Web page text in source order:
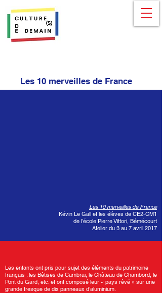
Les 10 merveilles de France
Les 10 merveilles de France
Kévin Le Gall et les élèves de CE2-CM1
de l’école Pierre Vittori, Bémécourt
Atelier du 3 au 7 avril 2017
Les enfants ont pris pour sujet des éléments du patrimoine
français : les Bêtises de Cambrai, le Château de Chambord, le
Pont du Gard, etc. et ont composé leur « pays rêvé » sur une
grande fresque de dix panneaux d’aluminium.